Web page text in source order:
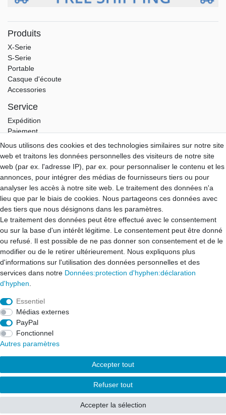
Produits
X-Serie
S-Serie
Portable
Casque d'écoute
Accessories
Service
Expédition
Paiement
Garantie
Download
Aune-Store
A propos de nous
Mon compte
Contact
Droit de rétractation­ Formulaire de rétractation­
Mentions légales
Données:protection des hyphes:déclaration des hyphes
CONDITIONS GÉNÉRALES DE VENTE
Copyright 2022 - 2025Florian Mich; aune-store.com;Tous
droits réservés
Nous utilisons des cookies et des technologies similaires sur notre site
web et traitons les données personnelles des visiteurs de notre site
web (par ex. l'adresse IP), par ex. pour personnaliser le contenu et les
annonces, pour intégrer des médias de fournisseurs tiers ou pour
analyser les accès à notre site web. Le traitement des données n'a
lieu que par le biais de cookies. Nous partageons ces données avec
des tiers que nous désignons dans les paramètres.
Le traitement des données peut être effectué avec le consentement
ou sur la base d'un intérêt légitime. Le consentement peut être donné
ou refusé. Il est possible de ne pas donner son consentement et de le
modifier ou de le retirer ultérieurement. Nous expliquons plus
d'informations sur l'utilisation des données personnelles et des
services dans notre Données:protection d'hyphen:déclaration
d'hyphen
Essentiel
Médias externes
PayPal
Fonctionnel
Autres paramètres
Accepter tout
Refuser tout
Accepter la sélection